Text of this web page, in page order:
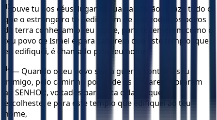
43 ouve tu nos céus, lugar da tua habitação, e faze tudo o
que o estrangeiro te pedir, a fim de que todos os povos
da terra conheçam o teu nome, para te temerem como o
teu povo de Israel e para saberem que este templo, que
eu edifiquei, é chamado pelo teu nome.
44 — Quando o teu povo sair à guerra contra o seu
inimigo, pelo caminho por onde os enviares, e orarem
ao SENHOR, voltados para esta cidade, que tu
escolheste, e para este templo que edifiquei ao teu
nome,